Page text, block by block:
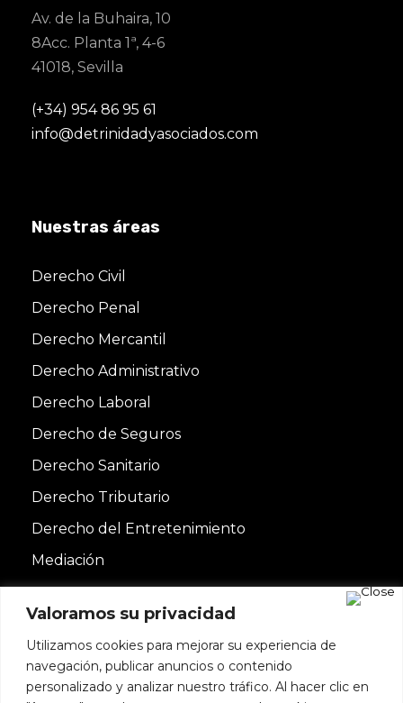
Valoramos su privacidad
Utilizamos cookies para mejorar su experiencia de
navegación, publicar anuncios o contenido
personalizado y analizar nuestro tráfico. Al hacer clic en
Av. de la Buhaira, 10
8Acc. Planta 1ª, 4-6
41018, Sevilla
(+34) 954 86 95 61
info@detrinidadyasociados.com
Nuestras áreas
Derecho Civil
Derecho Penal
Derecho Mercantil
Derecho Administrativo
Derecho Laboral
Derecho de Seguros
Derecho Sanitario
Derecho Tributario
Derecho del Entretenimiento
Mediación